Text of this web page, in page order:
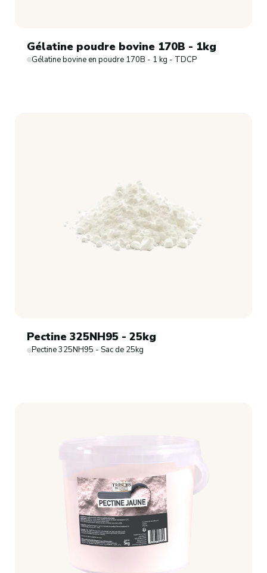
Gélatine poudre bovine 170B - 1kg
Gélatine bovine en poudre 170B - 1 kg - TDCP
Pectine 325NH95 - 25kg
Pectine 325NH95 - Sac de 25kg